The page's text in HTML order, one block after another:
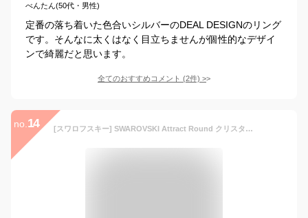
べんたん(50代・男性)
定番の落ち着いた色合いシルバーのDEAL DESIGNのリング
です。そんなに太くはなく目立ちませんが個性的なデザイ
ンで綺麗だと思います。
全てのおすすめコメント (2件) >
no. 14 [スワロフスキー] SWAROVSKI Attract Round クリスタル クリスタルパヴェ リング 指輪 52(日本サイズ11号)5184212 [並行輸入品]